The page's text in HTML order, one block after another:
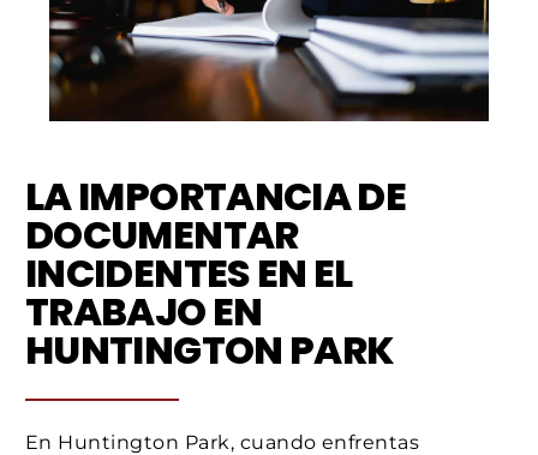
LA IMPORTANCIA DE
DOCUMENTAR
INCIDENTES EN EL
TRABAJO EN
HUNTINGTON PARK
En Huntington Park, cuando enfrentas